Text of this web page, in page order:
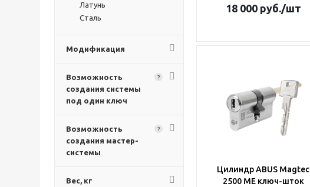
Латунь
Сталь
Модификация
Возможность
создания системы
под один ключ
?
Возможность
создания мастер-
системы
?
Вес, кг
18 000руб./шт
Цилиндр ABUS Magtec
2500 ME ключ-шток